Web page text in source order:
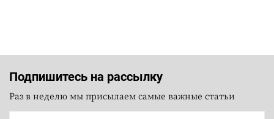
Подпишитесь на рассылку
Раз в неделю мы присылаем самые важные статьи